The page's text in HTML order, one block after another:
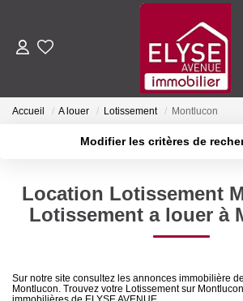
ACHETER
NOTRE AGENCE
Accueil A louer Lotissement Montlucon
Modifier les critères de
Sélectionnez...
Type de bien
Surface min
Créer une alerte
Location Lotissement
Lotissement a louer à
Sur notre site consultez les annonces immobilière
Montlucon. Trouvez votre Lotissement sur